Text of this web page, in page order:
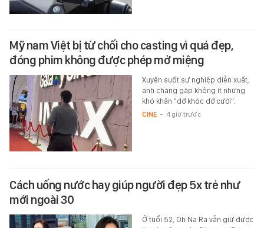
Mỹ nam Việt bị từ chối cho casting vì quá đẹp,
đóng phim không được phép mở miệng
Xuyên suốt sự nghiệp diễn xuất,
anh chàng gặp không ít những
khó khăn "dở khóc dở cười".
CINE - 4 giờ trước
Cách uống nước hay giúp người đẹp 5x trẻ như
mới ngoài 30
Ở tuổi 52, Oh Na Ra vẫn giữ được